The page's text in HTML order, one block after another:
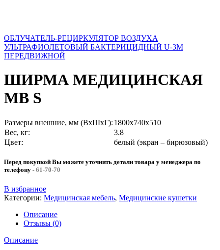
ОБЛУЧАТЕЛЬ-РЕЦИРКУЛЯТОР ВОЗДУХА
УЛЬТРАФИОЛЕТОВЫЙ БАКТЕРИЦИДНЫЙ U-3M
ПЕРЕДВИЖНОЙ
ШИРМА МЕДИЦИНСКАЯ
MB S
Размеры внешние, мм (ВхШхГ): 1800x740x510
Вес, кг:
3.8
Цвет:
белый (экран – бирюзовый)
Перед покупкой Вы можете уточнить детали товара у менеджера по
телефону - 61-70-70
В избранное
Категории: Медицинская мебель, Медицинские кушетки
Описание
Отзывы (0)
Описание